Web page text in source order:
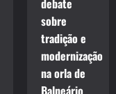
debate
sobre
tradição e
modernização
na orla de